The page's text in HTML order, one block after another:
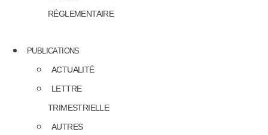
RÉGLEMENTAIRE
PUBLICATIONS
ACTUALITÉ
LETTRE
TRIMESTRIELLE
AUTRES